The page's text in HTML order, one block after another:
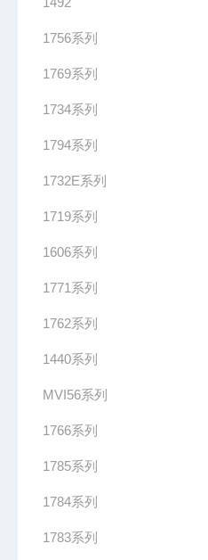
1756系列
1769系列
1734系列
1794系列
1732E系列
1719系列
1606系列
1771系列
1762系列
1440系列
MVI56系列
1766系列
1785系列
1784系列
1783系列